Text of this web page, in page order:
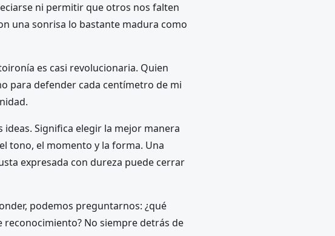
ni permitir que otros nos falten
una sonrisa lo bastante madura como
es casi revolucionaria. Quien
para defender cada centímetro de mi
Significa elegir la mejor manera
tono, el momento y la forma. Una
expresada con dureza puede cerrar
podemos preguntarnos: ¿qué
No siempre detrás de